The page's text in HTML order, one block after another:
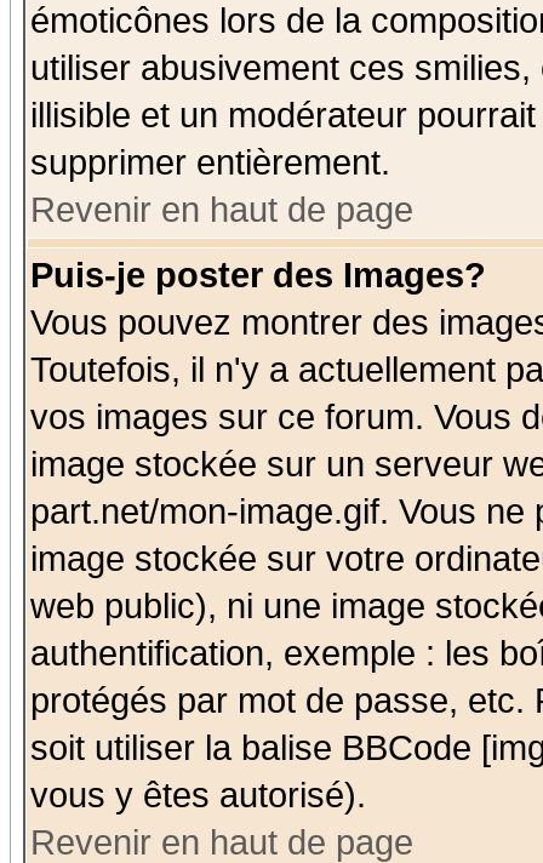
émoticônes lors de la
utiliser abusivement ces
illisible et un modérateur
supprimer entièrement.
Revenir en haut de page
Puis-je poster des Images?
Vous pouvez montrer des
Toutefois, il n'y a actuellement
vos images sur ce forum. Vous
image stockée sur un serveur
part.net/mon-image.gif. Vous
image stockée sur votre
web public), ni une image
authentification, exemple : les
protégés par mot de passe,
soit utiliser la balise BBCode
vous y êtes autorisé).
Revenir en haut de page